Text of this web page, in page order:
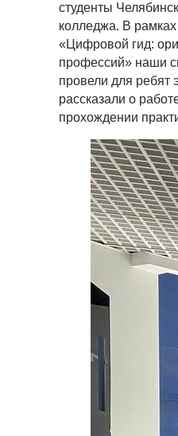
студенты
колледжа. В рамках
«Цифровой гид:
профессий» наши
провели для ребят
рассказали о
прохождении